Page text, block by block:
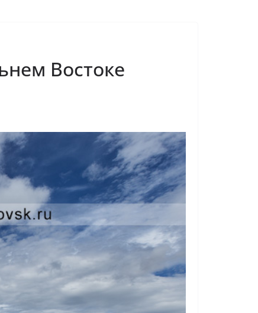
Востоке